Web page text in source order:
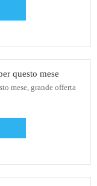
questo mese
mese, grande offerta